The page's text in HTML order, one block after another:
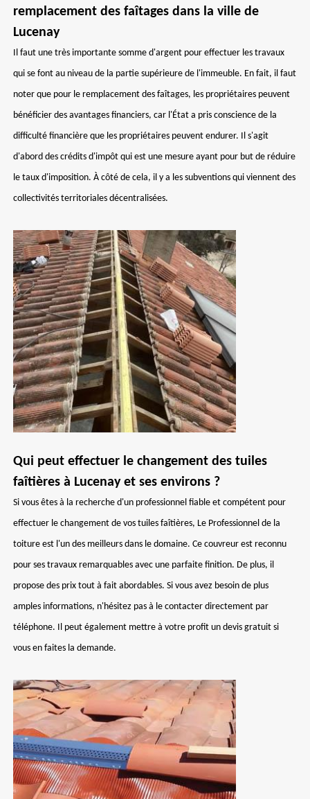
remplacement des faîtages dans la ville de
Lucenay
Il faut une très importante somme d'argent pour effectuer les travaux
qui se font au niveau de la partie supérieure de l'immeuble. En fait, il faut
noter que pour le remplacement des faîtages, les propriétaires peuvent
bénéficier des avantages financiers, car l'État a pris conscience de la
difficulté financière que les propriétaires peuvent endurer. Il s'agit
d'abord des crédits d'impôt qui est une mesure ayant pour but de réduire
le taux d'imposition. À côté de cela, il y a les subventions qui viennent des
collectivités territoriales décentralisées.
Qui peut effectuer le changement des tuiles
faîtières à Lucenay et ses environs ?
Si vous êtes à la recherche d'un professionnel fiable et compétent pour
effectuer le changement de vos tuiles faîtières, Le Professionnel de la
toiture est l'un des meilleurs dans le domaine. Ce couvreur est reconnu
pour ses travaux remarquables avec une parfaite finition. De plus, il
propose des prix tout à fait abordables. Si vous avez besoin de plus
amples informations, n'hésitez pas à le contacter directement par
téléphone. Il peut également mettre à votre profit un devis gratuit si
vous en faites la demande.